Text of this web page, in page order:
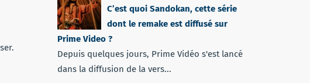
C’est quoi Sandokan, cette série
dont le remake est diffusé sur
Prime Video ?
Depuis quelques jours, Prime Vidéo s'est lancé
dans la diffusion de la vers...